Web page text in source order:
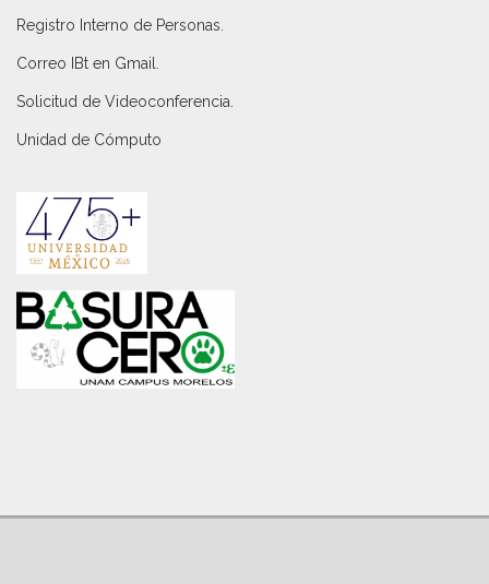
Registro Interno de Personas
Correo IBt en Gmail
Solicitud de Videoconferencia.
Unidad de Cómputo